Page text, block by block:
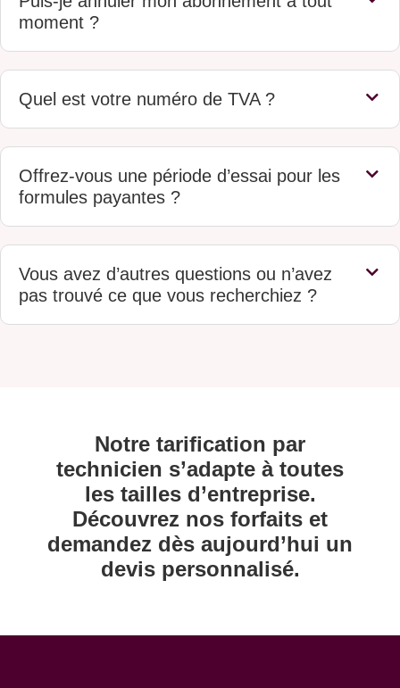
moment ?
Quel est votre numéro de TVA ?
Offrez-vous une période d’essai pour les
formules payantes ?
Vous avez d’autres questions ou n’avez
pas trouvé ce que vous recherchiez ?
Notre tarification par
technicien s’adapte à toutes
les tailles d’entreprise.
Découvrez nos forfaits et
demandez dès aujourd’hui un
devis personnalisé.